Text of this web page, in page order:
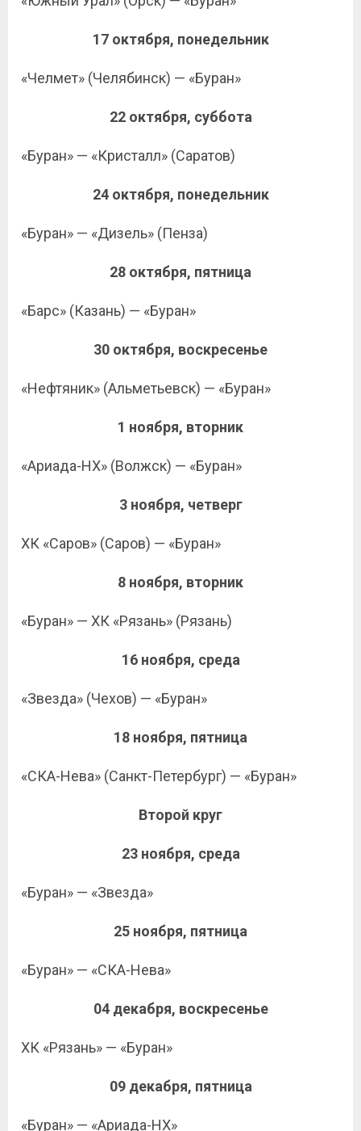
17 октября, понедельник
«Челмет» (Челябинск) — «Буран»
22 октября, суббота
«Буран» — «Кристалл» (Саратов)
24 октября, понедельник
«Буран» — «Дизель» (Пенза)
28 октября, пятница
«Барс» (Казань) — «Буран»
30 октября, воскресенье
«Нефтяник» (Альметьевск) — «Буран»
1 ноября, вторник
«Ариада-НХ» (Волжск) — «Буран»
3 ноября, четверг
ХК «Саров» (Саров) — «Буран»
8 ноября, вторник
«Буран» — ХК «Рязань» (Рязань)
16 ноября, среда
«Звезда» (Чехов) — «Буран»
18 ноября, пятница
«СКА-Нева» (Санкт-Петербург) — «Буран»
Второй круг
23 ноября, среда
«Буран» — «Звезда»
25 ноября, пятница
«Буран» — «СКА-Нева»
04 декабря, воскресенье
ХК «Рязань» — «Буран»
09 декабря, пятница
«Буран» — «Ариада-НХ»